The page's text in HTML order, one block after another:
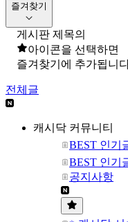
즐겨찾기
게시판 제목의
아이콘을 선택하면
즐겨찾기에 추가됩니
전체글
캐시닥 커뮤니티
BEST 인기
BEST 인기
공지사항